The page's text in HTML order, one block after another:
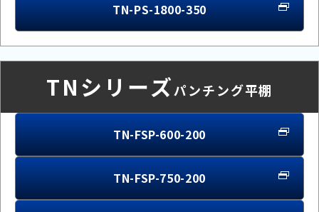
TN-PS-1800-350
TNシリーズパンチング平棚
TN-FSP-600-200
TN-FSP-750-200